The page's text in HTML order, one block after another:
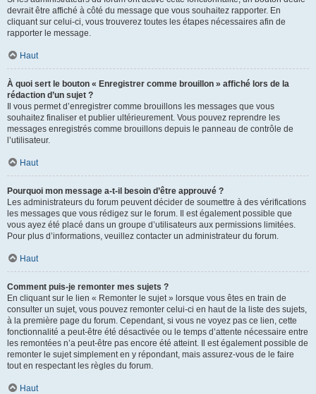
devrait être affiché à côté du message que vous souhaitez rapporter. En
cliquant sur celui-ci, vous trouverez toutes les étapes nécessaires afin de
rapporter le message.
Haut
À quoi sert le bouton « Enregistrer comme brouillon » affiché lors de la
rédaction d’un sujet ?
Il vous permet d’enregistrer comme brouillons les messages que vous
souhaitez finaliser et publier ultérieurement. Vous pouvez reprendre les
messages enregistrés comme brouillons depuis le panneau de contrôle de
l’utilisateur.
Haut
Pourquoi mon message a-t-il besoin d’être approuvé ?
Les administrateurs du forum peuvent décider de soumettre à des vérifications
les messages que vous rédigez sur le forum. Il est également possible que
vous ayez été placé dans un groupe d’utilisateurs aux permissions limitées.
Pour plus d’informations, veuillez contacter un administrateur du forum.
Haut
Comment puis-je remonter mes sujets ?
En cliquant sur le lien « Remonter le sujet » lorsque vous êtes en train de
consulter un sujet, vous pouvez remonter celui-ci en haut de la liste des sujets,
à la première page du forum. Cependant, si vous ne voyez pas ce lien, cette
fonctionnalité a peut-être été désactivée ou le temps d’attente nécessaire entre
les remontées n’a peut-être pas encore été atteint. Il est également possible de
remonter le sujet simplement en y répondant, mais assurez-vous de le faire
tout en respectant les règles du forum.
Haut